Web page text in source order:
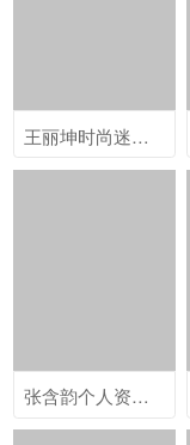
王丽坤时尚迷人写真图片
张含韵个人资料 张含韵乘风破浪的姐姐舞台照